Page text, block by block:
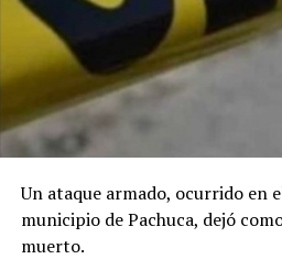
Un ataque armado, ocurrido en
municipio de Pachuca, dejó
muerto.